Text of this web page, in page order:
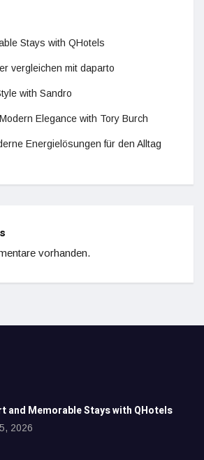
Stays with QHotels
vergleichen mit daparto
with Sandro
Elegance with Tory Burch
Energielösungen für den Alltag
vorhanden.
and Memorable Stays with QHotels
2026